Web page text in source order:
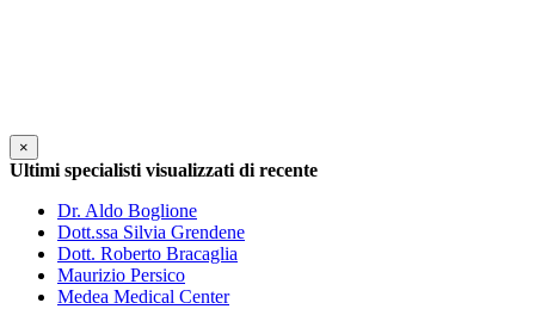
×
Ultimi specialisti visualizzati di recente
Dr. Aldo Boglione
Dott.ssa Silvia Grendene
Dott. Roberto Bracaglia
Maurizio Persico
Medea Medical Center